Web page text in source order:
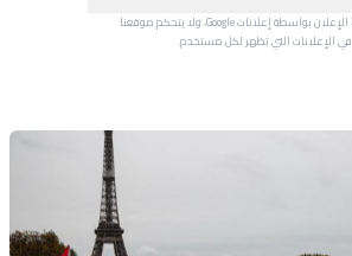
يتم عرض هذا الإعلان بواسطة إعلانات Google، ولا يتحكم موقعنا
في الإعلانات التي تظهر لكل مستخدم.